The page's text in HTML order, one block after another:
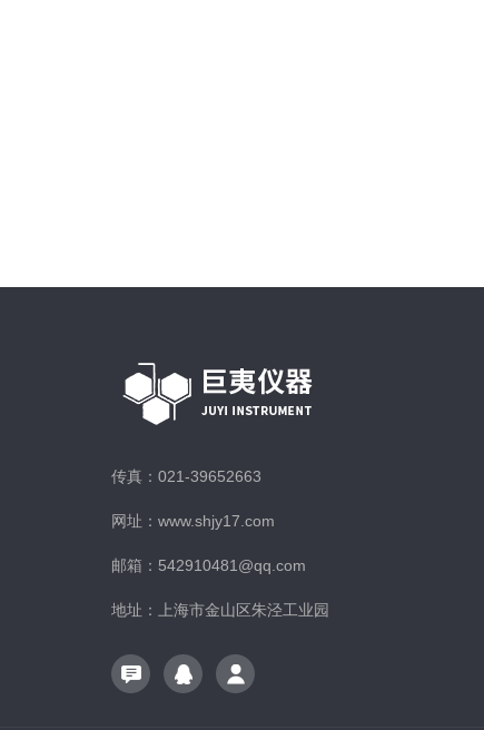
传真：021-39652663
网址：www.shjy17.com
邮箱：542910481@qq.com
地址：上海市金山区朱泾工业园